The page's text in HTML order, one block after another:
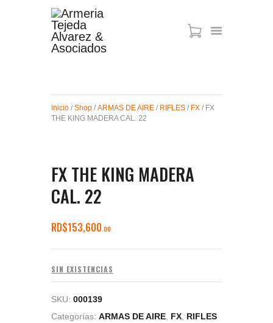
MIRAS
MUNICIONES
Inicio / Shop / ARMAS DE AIRE / RIFLES / FX / FX
THE KING MADERA CAL. 22
FX THE KING MADERA
CAL. 22
RD$153,600 00
SIN EXISTENCIAS
SKU: 000139
Categorías: ARMAS DE AIRE, FX, RIFLES